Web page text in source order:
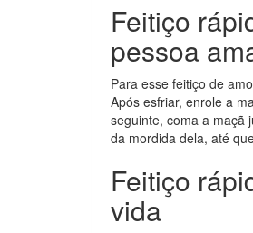
Feitiço
pessoa
Para esse feitiço de
Após esfriar, enrole a
seguinte, coma a maçã
da mordida dela, até
Feitiço
vida